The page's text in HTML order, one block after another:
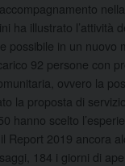
ha illustrato l’attività
possibile in un nuovo
92 persone con
ovvero la
la proposta di
hanno scelto
Report 2019 ancora
184 i giorni di